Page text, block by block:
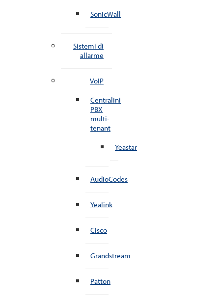
SonicWall
Sistemi di
allarme
VoIP
Centralini
PBX
multi-
tenant
Yeastar
AudioCodes
Yealink
Cisco
Grandstream
Patton